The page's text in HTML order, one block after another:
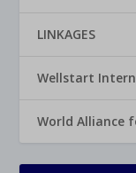
LINKAGES
Wellstart
World Alliance